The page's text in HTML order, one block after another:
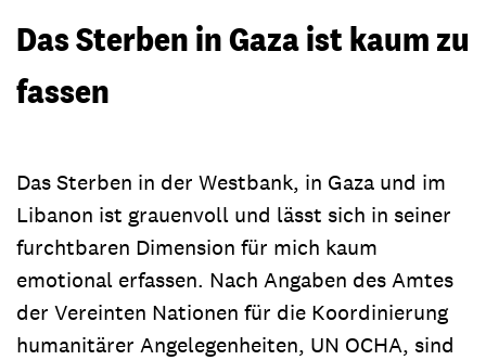
Das Sterben in Gaza ist kaum zu
fassen
Das Sterben in der Westbank, in Gaza und im
Libanon ist grauenvoll und lässt sich in seiner
furchtbaren Dimension für mich kaum
emotional erfassen. Nach Angaben des Amtes
der Vereinten Nationen für die Koordinierung
humanitärer Angelegenheiten, UN OCHA, sind